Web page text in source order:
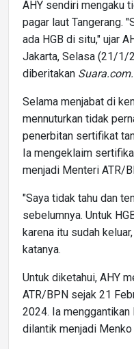
AHY sendiri mengaku
pagar laut Tangerang.
ada HGB di situ," ujar
Jakarta, Selasa (21/1/
diberitakan Suara.com.
Selama menjabat di
mennuturkan tidak
penerbitan sertifikat
Ia mengeklaim
menjadi Menteri ATR/
"Saya tidak tahu dan
sebelumnya. Untuk
karena itu sudah
katanya.
Untuk diketahui, AHY
ATR/BPN sejak 21
2024. Ia menggantikan
dilantik menjadi Menko